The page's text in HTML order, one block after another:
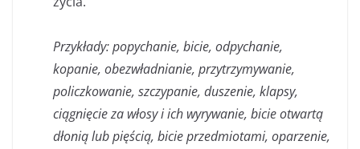
Przykłady: popychanie, bicie, odpychanie,
kopanie, obezwładnianie, przytrzymywanie,
policzkowanie, szczypanie, duszenie, klapsy,
ciągnięcie za włosy i ich wyrywanie, bicie otwartą
dłonią lub pięścią, bicie przedmiotami, oparzenie,